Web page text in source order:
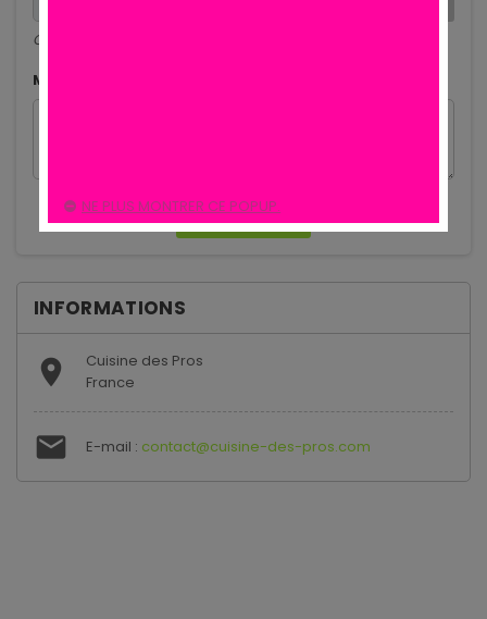
INFORMATIONS

Cuisine des Pros
France
 E-mail : contact@cuisine-des-pros.com
Optional
Message
NE PLUS MONTRER CE POPUP.